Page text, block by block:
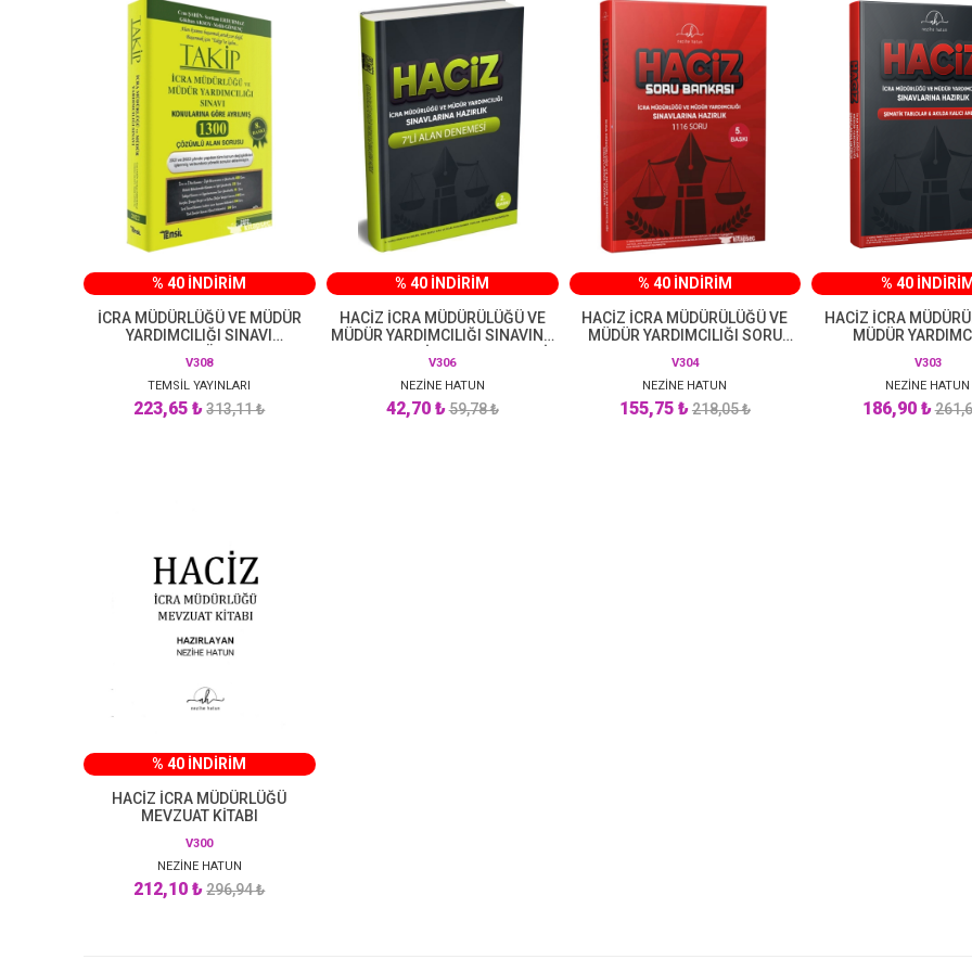
% 40 İNDİRİM
İCRA MÜDÜRLÜĞÜ VE MÜDÜR
YARDIMCILIĞI SINAVI
1300 ÇÖZÜMLÜ ALAN SORUSU
V308
TEMSİL YAYINLARI
223,65 ₺ 313,11 ₺
% 40 İNDİRİM
HACİZ İCRA MÜDÜRÜLÜĞÜ VE
MÜDÜR YARDIMCILIĞI SINAVINA
V306
NEZİNE HATUN
42,70 ₺59,78 ₺
% 40 İNDİRİM
HACİZ İCRA MÜDÜRÜLÜĞÜ VE
MÜDÜR YARDIMCILIĞI SORU
V304
NEZİNE HATUN
155,75 ₺218,05 ₺
% 40 İNDİRİM
HACİZ İCRA
MÜDÜR
TABLOLAR AKILDA
ANLATIM
V303
NEZİNE HATUN
186,90 ₺
% 40 İNDİRİM
HACİZ İCRA MÜDÜRLÜĞÜ
MEVZUAT KİTABI
V300
NEZİNE HATUN
212,10 ₺ 296,94 ₺